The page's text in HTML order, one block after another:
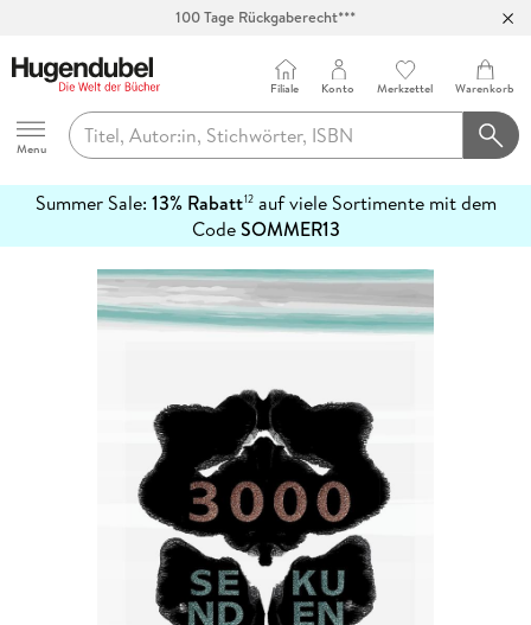
100 Tage Rückgaberecht***
Hugendubel
Menu
Filiale Konto Merkzettel Warenkorb
Summer Sale: 13% Rabatt12auf viele Sortimente mit dem
CodeSOMMER13
erfahren